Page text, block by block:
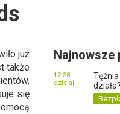
już
także
się
Najnowsze
działa?
12:38,
dzisiaj